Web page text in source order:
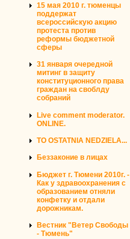
15 мая 2010 г. тюменцы
поддержат
всероссийскую акцию
протеста против
реформы бюджетной
сферы
31 января очередной
митинг в защиту
конституционного права
граждан на своблду
собраний
Live comment moderator.
ONLINE.
TO OSTATNIA NEDZIELA...
Беззаконие в лицах
Бюджет г. Тюмени 2010г. -
Как у здравоохранения с
образованием отняли
конфетку и отдали
дорожникам.
Вестник "Ветер Свободы
- Тюмень"